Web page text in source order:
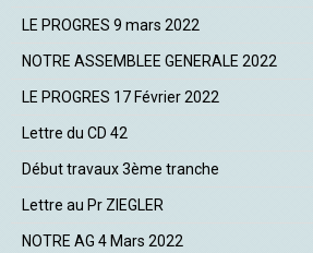
LE PROGRES 9 mars 2022
NOTRE ASSEMBLEE GENERALE 2022
LE PROGRES 17 Février 2022
Lettre du CD 42
Début travaux 3ème tranche
Lettre au Pr ZIEGLER
NOTRE AG 4 Mars 2022